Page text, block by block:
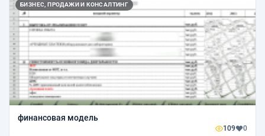
БИЗНЕС, ПРОДАЖИ И КОНСАЛТИНГ
финансовая модель
109 0